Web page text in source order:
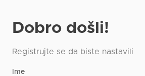
Dobro došli!
Registrujte se da biste nastavili
Ime